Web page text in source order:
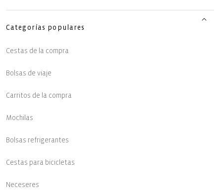
Categorías populares
Cestas de la compra
Bolsas de viaje
Carritos de la compra
Mochilas
Bolsas refrigerantes
Cestas para bicicletas
Neceseres